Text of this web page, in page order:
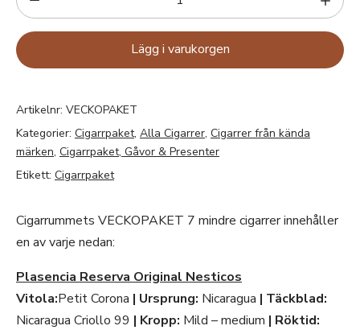
Lägg i varukorgen
Artikelnr: VECKOPAKET
Kategorier: Cigarrpaket, Alla Cigarrer, Cigarrer från kända
märken, Cigarrpaket, Gåvor & Presenter
Etikett: Cigarrpaket
Cigarrummets VECKOPAKET 7 mindre cigarrer innehåller
en av varje nedan:
Plasencia Reserva Original Nesticos
Vitola:Petit Corona | Ursprung: Nicaragua | Täckblad:
Nicaragua Criollo 99 | Kropp: Mild – medium | Röktid: